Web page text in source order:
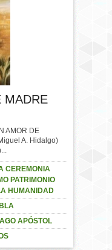
MADRE
AMOR DE
A. Hidalgo)
CEREMONIA
PATRIMONIO
HUMANIDAD
APÓSTOL